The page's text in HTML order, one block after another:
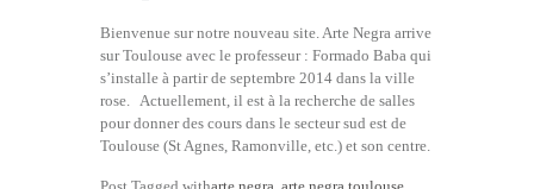
Bienvenue sur notre nouveau site. Arte Negra arrive
sur Toulouse avec le professeur : Formado Baba qui
s’installe à partir de septembre 2014 dans la ville
rose. Actuellement, il est à la recherche de salles
pour donner des cours dans le secteur sud est de
Toulouse (St Agnes, Ramonville, etc.) et son centre.